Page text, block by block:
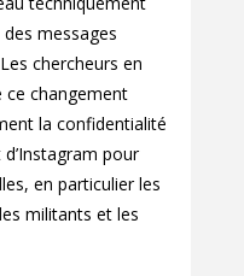
messages
chercheurs en
ce changement
la confidentialité
pour
en particulier les
militants et les